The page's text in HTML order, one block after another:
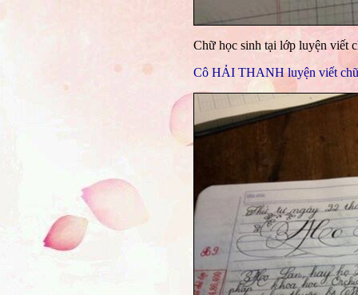
Chữ học sinh tại lớp luyện viết
Cô HẢI THANH luyện viết